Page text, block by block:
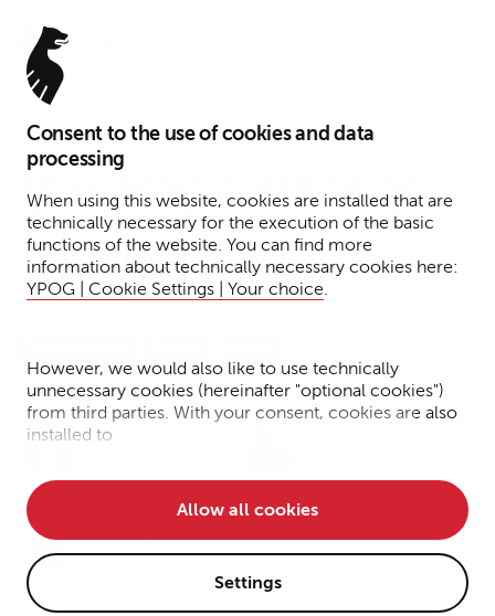
Consent to the use of cookies and data
processing
When using this website, cookies are installed that are
technically necessary for the execution of the basic
functions of the website. You can find more
information about technically necessary cookies here:
YPOG | Cookie Settings | Your choice.
However, we would also like to use technically
unnecessary cookies (hereinafter "optional cookies")
from third parties. With your consent, cookies are also
installed to
• improve the functionality of the website and
• Track your online behavior for targeted advertising
purposes.
Allow all cookies
Settings
8. Juli 2025
steuerlich bei strategischer
Partnerschaft mit Fortino
Capital
Jörg